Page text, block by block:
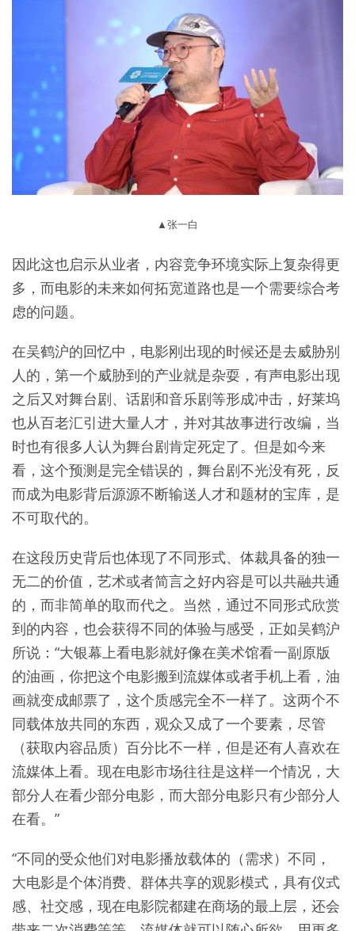
▲张一白
因此这也启示从业者，内容竞争环境实际上复杂得更
多，而电影的未来如何拓宽道路也是一个需要综合考
虑的问题。
在吴鹤沪的回忆中，电影刚出现的时候还是去威胁别
人的，第一个威胁到的产业就是杂耍，有声电影出现
之后又对舞台剧、话剧和音乐剧等形成冲击，好莱坞
也从百老汇引进大量人才，并对其故事进行改编，当
时也有很多人认为舞台剧肯定死定了。但是如今来
看，这个预测是完全错误的，舞台剧不光没有死，反
而成为电影背后源源不断输送人才和题材的宝库，是
不可取代的。
在这段历史背后也体现了不同形式、体裁具备的独一
无二的价值，艺术或者简言之好内容是可以共融共通
的，而非简单的取而代之。当然，通过不同形式欣赏
到的内容，也会获得不同的体验与感受，正如吴鹤沪
所说：“大银幕上看电影就好像在美术馆看一副原版
的油画，你把这个电影搬到流媒体或者手机上看，油
画就变成邮票了，这个质感完全不一样了。这两个不
同载体放共同的东西，观众又成了一个要素，尽管
（获取内容品质）百分比不一样，但是还有人喜欢在
流媒体上看。现在电影市场往往是这样一个情况，大
部分人在看少部分电影，而大部分电影只有少部分人
在看。”
“不同的受众他们对电影播放载体的（需求）不同，
大电影是个体消费、群体共享的观影模式，具有仪式
感、社交感，现在电影院都建在商场的最上层，还会